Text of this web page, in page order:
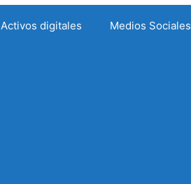
Activos digitales Medios Sociales